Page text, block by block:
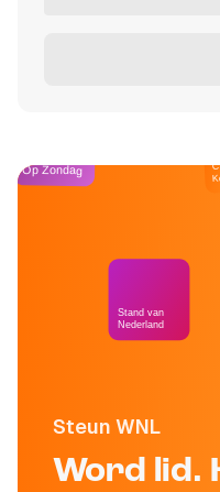
Steun WNL
Word lid.
Op Zondag
Stand van
Nederland